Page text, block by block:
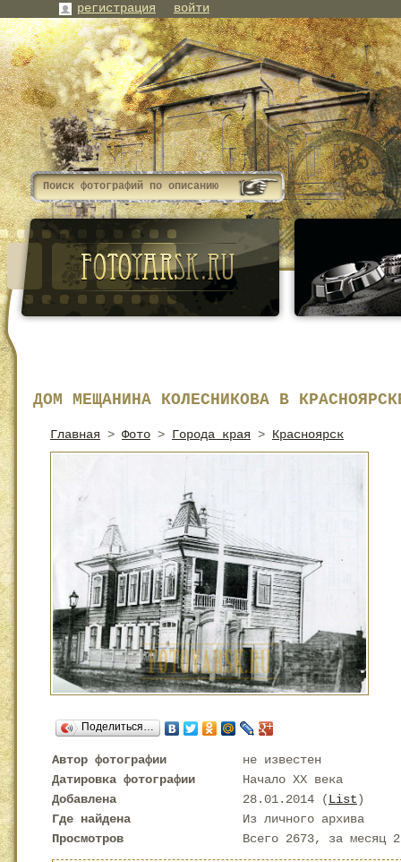
ДОМ МЕЩАНИНА КОЛЕСНИКОВА В
Главная > Фото > Города края > Красноярск
Поделиться…
Автор фотографии
не известен
Датировка фотографии
Начало XX века
Добавлена
28.01.2014 (List)
Где найдена
Из личного архива
Просмотров
Всего 2673, за месяц
регистрация войти